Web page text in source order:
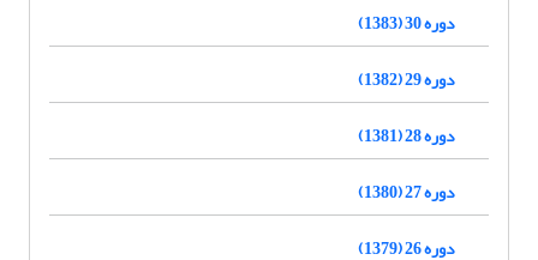
دوره 30 (1383)
دوره 29 (1382)
دوره 28 (1381)
دوره 27 (1380)
دوره 26 (1379)